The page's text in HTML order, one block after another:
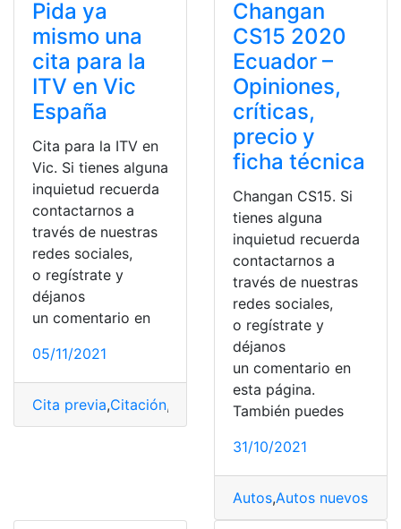
Pida ya
mismo una
cita para la
ITV en Vic
España
Cita para la ITV en
Vic. Si tienes alguna
inquietud recuerda
contactarnos a
través de nuestras
redes sociales,
o regístrate y
déjanos
un comentario en
05/11/2021
Cita previa,Citación, citaciones,Citas,Coches,España
Changan
CS15 2020
Ecuador –
Opiniones,
críticas,
precio y
ficha técnica
Changan CS15. Si
tienes alguna
inquietud recuerda
contactarnos a
través de nuestras
redes sociales,
o regístrate y
déjanos
un comentario en
esta página.
También puedes
31/10/2021
Autos,Autos nuevos